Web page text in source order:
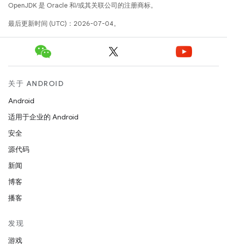
OpenJDK 是 Oracle 和/或其关联公司的注册商标。
最后更新时间 (UTC)：2026-07-04。
关于 ANDROID
Android
适用于企业的 Android
安全
源代码
新闻
博客
播客
发现
游戏